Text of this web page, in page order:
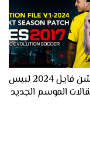
احدث اوبشن فايل 2024 لبيس